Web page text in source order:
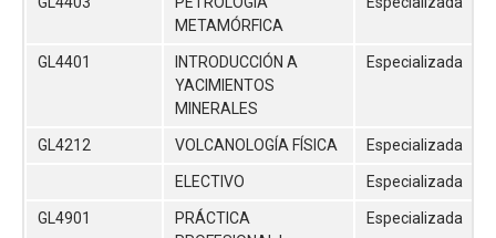
METAMÓRFICA
GL4401
INTRODUCCIÓN A
YACIMIENTOS
MINERALES
Especializada
GL4212 VOLCANOLOGÍA FÍSICA Especializada
ELECTIVO Especializada
GL4901
PRÁCTICA
Especializada